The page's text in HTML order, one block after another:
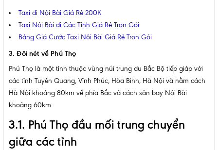
Taxi đi Nội Bài Giá Rẻ 200K
Taxi Nội Bài đi Các Tỉnh Giá Rẻ Trọn Gói
Bảng Giá Cước Taxi Nội Bài Giá Rẻ Trọn Gói
3. Đôi nét về Phú Thọ
Phú Thọ là một tỉnh thuộc vùng núi trung du Bắc Bộ tiếp giáp với
các tỉnh Tuyên Quang, Vĩnh Phúc, Hòa Bình, Hà Nội và nằm cách
Hà Nội khoảng 80km về phía Bắc và cách sân bay Nội Bài
khoảng 60km.
3.1. Phú Thọ đầu mối trung chuyển
giữa các tỉnh